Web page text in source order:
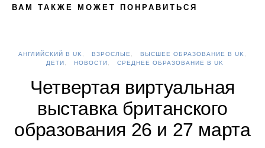
ВАМ ТАКЖЕ МОЖЕТ ПОНРАВИТЬСЯ
АНГЛИЙСКИЙ В UK ВЗРОСЛЫЕ
ВЫСШЕЕ ОБРАЗОВАНИЕ В UK
ДЕТИ
НОВОСТИ СРЕДНЕЕ ОБРАЗОВАНИЕ В UK
Четвертая виртуальная
выставка британского
образования 26 и 27 марта